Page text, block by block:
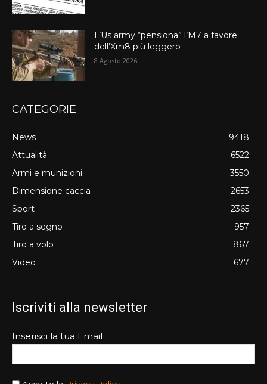
L’Us army “pensiona” l’M7 a favore
dell’Xm8 più leggero
8 Agosto 2026
CATEGORIE
News
9418
Attualità
6522
Armi e munizioni
3550
Dimensione caccia
2653
Sport
2365
Tiro a segno
957
Tiro a volo
867
Video
677
Iscriviti alla newsletter
Inserisci la tua Email